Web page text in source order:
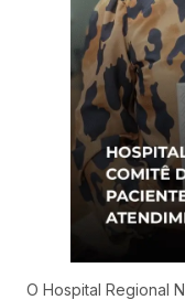
O Hospital Regional